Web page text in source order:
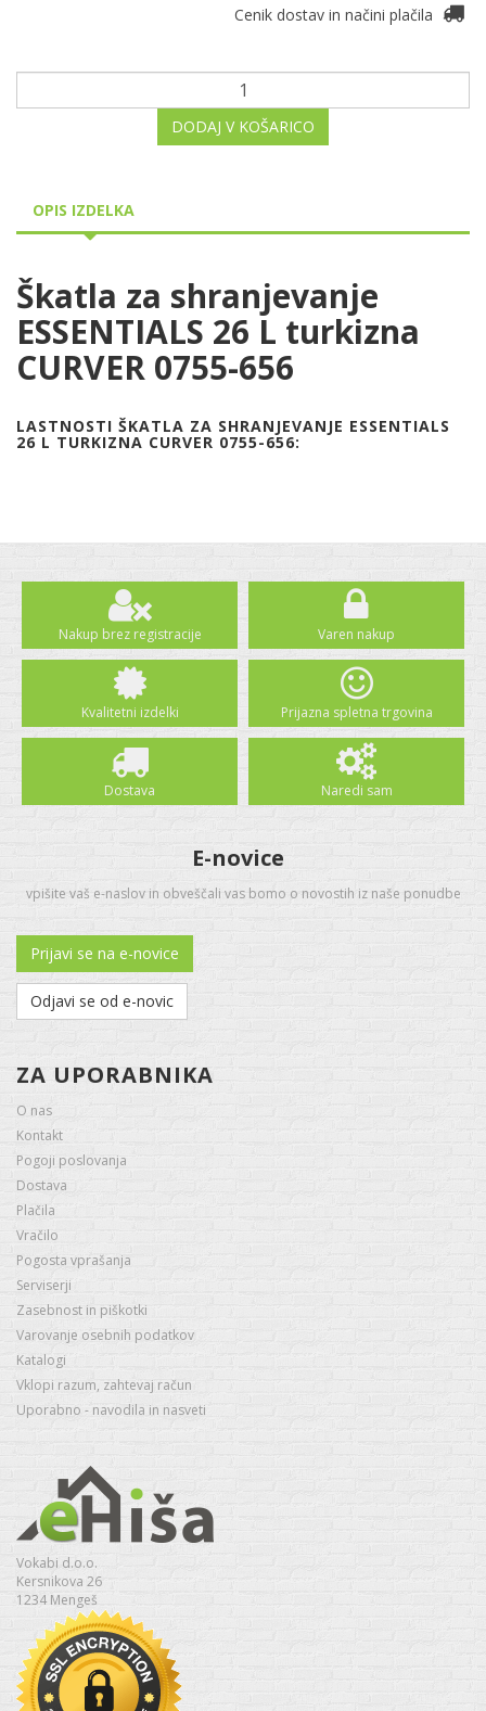
Cenik dostav in načini plačila
DODAJ V KOŠARICO
OPIS IZDELKA
Škatla za shranjevanje
ESSENTIALS 26 L turkizna
CURVER 0755-656
LASTNOSTI ŠKATLA ZA SHRANJEVANJE ESSENTIALS
26 L TURKIZNA CURVER 0755-656:
Nakup brez registracije Varen nakup
Kvalitetni izdelki Prijazna spletna trgovina
Dostava Naredi sam
E-novice
vpišite vaš e-naslov in obveščali vas bomo o novostih iz naše ponudbe
Prijavi se na e-novice
Odjavi se od e-novic
ZA UPORABNIKA
O nas
Kontakt
Pogoji poslovanja
Dostava
Plačila
Vračilo
Pogosta vprašanja
Serviserji
Zasebnost in piškotki
Varovanje osebnih podatkov
Katalogi
Vklopi razum, zahtevaj račun
Uporabno - navodila in nasveti
Vokabi d.o.o.
Kersnikova 26
1234 Mengeš